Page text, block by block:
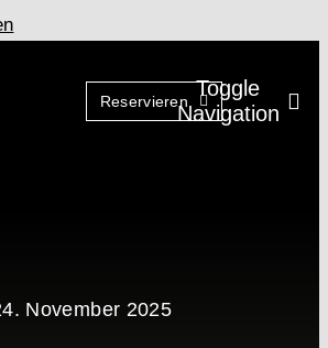
Reservieren
Toggle
Navigation
November 2025